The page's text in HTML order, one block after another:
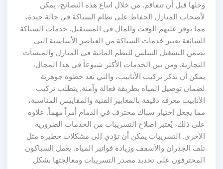
وحلها قبل أن تتفاقم. من خلال اتباع هذه النصائح، يمكن
لأصحاب المنازل الحفاظ على نظام السباكة في حالة جيدة،
مما يوفر عليهم الوقت والمال في المستقبل. خدمات السباكة
الشائعة تعتبر خدمات السباكة من العناصر الأساسية التي
تضمن التشغيل السلس للنظم المائية في المنازل والمنشآت
التجارية. ومن بين الخدمات الأكثر شيوعاً في هذا المجال،
يمكن أن نذكر تركيب الأنابيب، والتي تعد خطوة جوهرية
لضمان توصيل المياه بطريقة فعالة وآمنة. يتطلب تركيب
الأنابيب معرفة دقيقة بالمعايير الفنية والمقاييس المناسبة،
مما يجعل اختيار سباك محترف في الدمام أمراً مهماً. علاوة
على ذلك، يُعتبر إصلاح التسريبات من الخدمات الضرورية
الأخرى. التسريبات يمكن أن تؤدي إلى مشكلات خطيرة مثل
تلف الجدران والأسقف وزيادة فواتير المياه. يعمل السباكون
المحترفون على تحديد مصدر التسريبات ومعالجتها بشكل